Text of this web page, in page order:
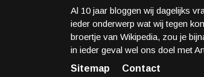
Al 10 jaar bloggen wij dagelijks
ieder onderwerp wat wij tegen
broertje van Wikipedia, zou je
in ieder geval wel ons doel met
Sitemap
Contact